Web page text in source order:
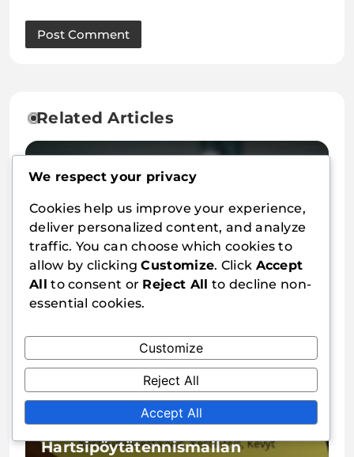
Related Articles
Muoviset pöytätennismailat
Materiaalit: Edullisuus,
Aloittelijaystävällisyys, Kevyt
Lydia Cross
Hartsipöytätennismailan
We respect your privacy
Cookies help us improve your experience,
deliver personalized content, and analyze
traffic. You can choose which cookies to
allow by clickingCustomize. Click Accept
All to consent or Reject All to decline non-
essential cookies.
Customize
Reject All
Accept All